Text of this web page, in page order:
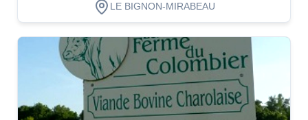
LE BIGNON-MIRABEAU
Dégustation